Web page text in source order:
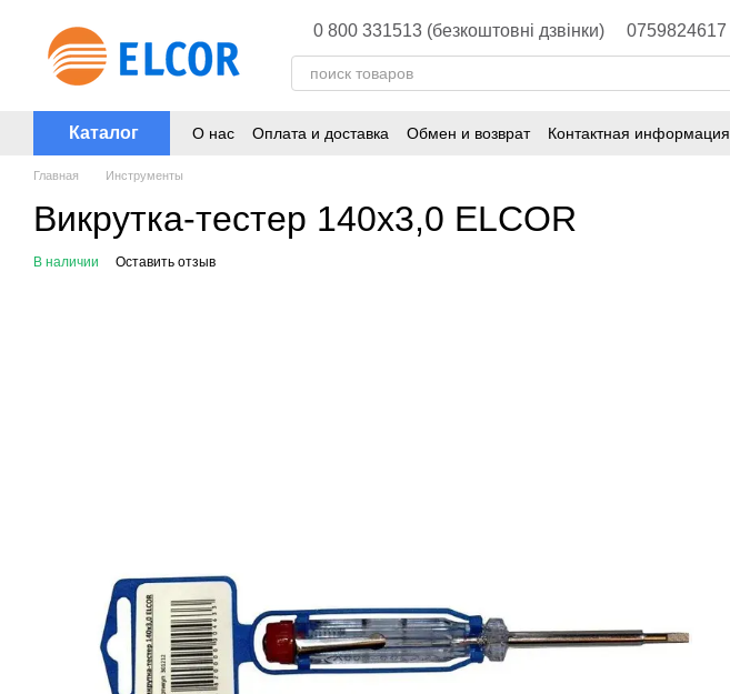
0 800 331513 (безкоштовні дзвінки) 0759824617
Каталог О нас Оплата и доставка Обмен и возврат Контактная информация
Главная Инструменты
Викрутка-тестер 140х3,0 ELCOR
В наличии Оставить отзыв